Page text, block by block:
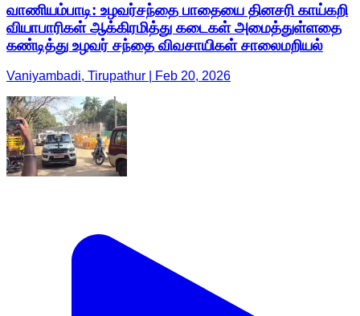
வாணியம்பாடி: உழவர்சந்தை பாதையை தினசரி காய்கறி
வியாபாரிகள் ஆக்கிரமித்து கடைகள் அமைத்துள்ளதை
கண்டித்து உழவர் சந்தை விவசாயிகள் சாலைமறியல்
Vaniyambadi, Tirupathur | Feb 20, 2026